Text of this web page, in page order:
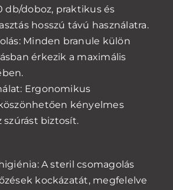
db/doboz, praktikus és
hosszú távú használatra.
Minden branule külön
érkezik a maximális
Ergonomikus
kényelmes
szúrást biztosít.
A steril csomagolás
kockázatát, megfelelve